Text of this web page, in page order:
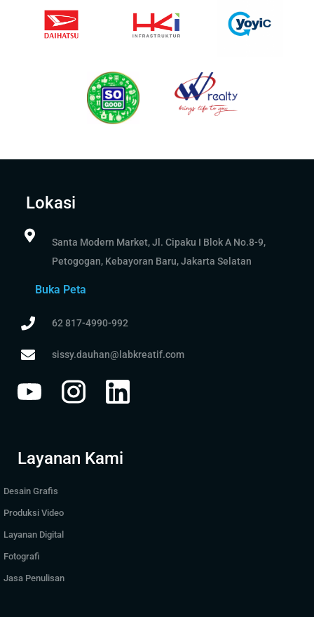
Lokasi
Santa Modern Market, Jl. Cipaku I Blok A No.8-9,
Petogogan, Kebayoran Baru, Jakarta Selatan
Buka Peta
62 817-4990-992
sissy.dauhan@labkreatif.com
Layanan Kami
Desain Grafis
Produksi Video
Layanan Digital
Fotografi
Jasa Penulisan